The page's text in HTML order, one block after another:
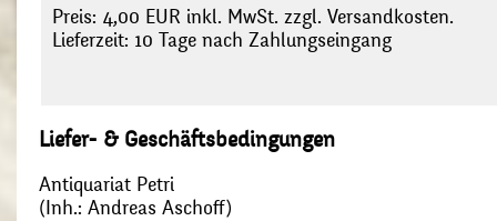
Preis: 4,00 EUR inkl. MwSt. zzgl. Versandkosten.
Lieferzeit: 10 Tage nach Zahlungseingang
Liefer- & Geschäftsbedingungen
Antiquariat Petri
(Inh.: Andreas Aschoff)